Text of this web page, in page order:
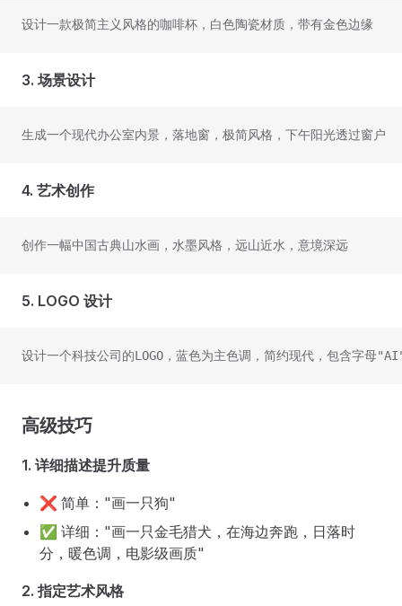
设计一款极简主义风格的咖啡杯，白色陶瓷材质，带有金色边缘
3. 场景设计
生成一个现代办公室内景，落地窗，极简风格，下午阳光透过窗户
4. 艺术创作
创作一幅中国古典山水画，水墨风格，远山近水，意境深远
5. LOGO 设计
设计一个科技公司的LOGO，蓝色为主色调，简约现代，包含字母
高级技巧
1. 详细描述提升质量
❌ 简单："画一只狗"
✅ 详细："画一只金毛猎犬，在海边奔跑，日落时
分，暖色调，电影级画质"
2. 指定艺术风格